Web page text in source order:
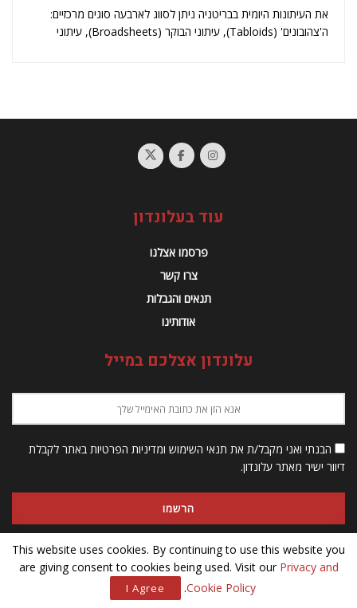
את העיתונות היומית בבריטניה ניתן לסווג לארבעה סוגים מרכזיים:
ה'צהובונים' (Tabloids), עיתוני הבוקר (Broadsheets), עיתוני
עוד בעלונדון
פרסמו אצלנו
צרו קשר
תנאים והגבלות
אודותינו
עלונדון אצלכם במייל
הבנתי ואני מקבל/ת את תנאי השימוש ומדיניות הפרטיות באתר לקבלת
דיוור ישיר מאתר עלונדון.
This website uses cookies. By continuing to use this website you
are giving consent to cookies being used. Visit our Privacy and
Cookie Policy
.
I Agree